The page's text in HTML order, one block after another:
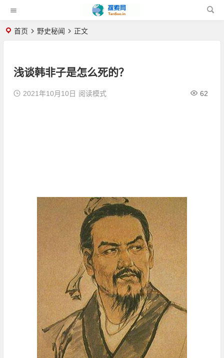
首页 野史秘闻 正文
浅谈韩非子是怎么死的？
2021年10月10日 62
阅读模式